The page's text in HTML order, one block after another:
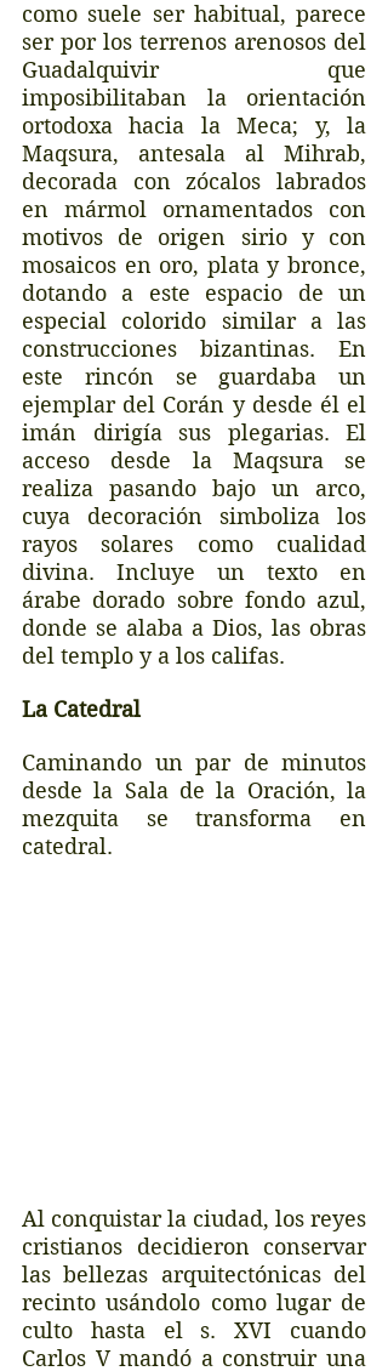
como suele ser habitual, parece
ser por los terrenos arenosos del
Guadalquivir que
imposibilitaban la orientación
ortodoxa hacia la Meca; y, la
Maqsura, antesala al Mihrab,
decorada con zócalos labrados
en mármol ornamentados con
motivos de origen sirio y con
mosaicos en oro, plata y bronce,
dotando a este espacio de un
especial colorido similar a las
construcciones bizantinas. En
este rincón se guardaba un
ejemplar del Corán y desde él el
imán dirigía sus plegarias. El
acceso desde la Maqsura se
realiza pasando bajo un arco,
cuya decoración simboliza los
rayos solares como cualidad
divina. Incluye un texto en
árabe dorado sobre fondo azul,
donde se alaba a Dios, las obras
del templo y a los califas.
La Catedral
Caminando un par de minutos
desde la Sala de la Oración, la
mezquita se transforma en
catedral.
Al conquistar la ciudad, los reyes
cristianos decidieron conservar
las bellezas arquitectónicas del
recinto usándolo como lugar de
culto hasta el s. XVI cuando
Carlos V mandó a construir una